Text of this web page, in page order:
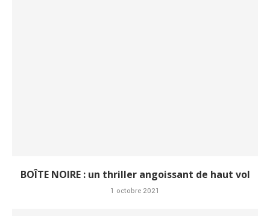
BOÎTE NOIRE : un thriller angoissant de haut vol
1 octobre 2021